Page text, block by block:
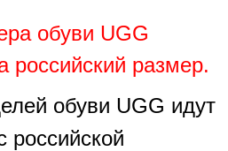
обуви UGG
российский размер.
обуви UGG идут
российской